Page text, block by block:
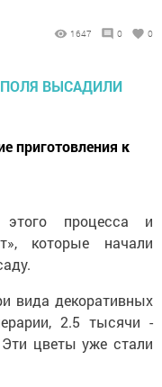
1647 0 0
приготовления к
процесса и
которые начали
вида декоративных
2.5 тысячи -
цветы уже стали